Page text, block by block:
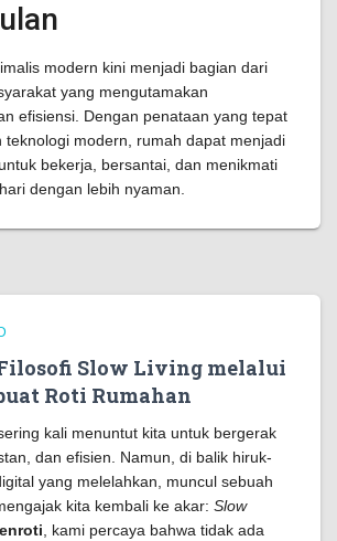
modern kini menjadi bagian dari
yang mengutamakan
efisiensi. Dengan penataan yang tepat
teknologi modern, rumah dapat menjadi
bekerja, bersantai, dan menikmati
dengan lebih nyaman.
Slow Living melalui
Roti Rumahan
kali menuntut kita untuk bergerak
dan efisien. Namun, di balik hiruk-
yang melelahkan, muncul sebuah
kita kembali ke akar: Slow
, kami percaya bahwa tidak ada